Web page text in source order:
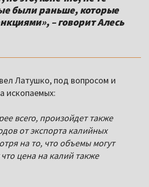
были раньше, которые
– говорит Алесь
Латушко, под вопросом и
ископаемых:
всего, произойдет также
от экспорта калийных
на то, что объемы могут
цена на калий также